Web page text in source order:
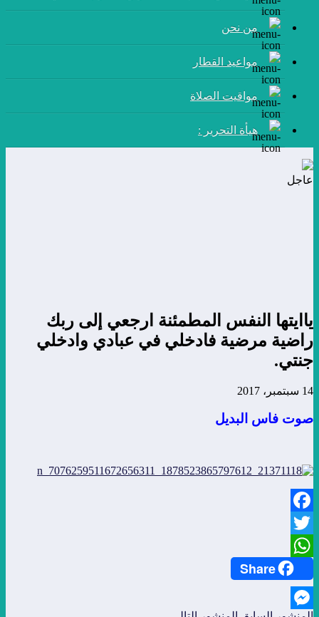
من نحن
مواعيد القطار
مواقيت الصلاة
هيأة التحرير :
عاجل
ياايتها النفس المطمئنة ارجعي إلى ربك
راضية مرضية فادخلي في عبادي وادخلي
جنتي.
14 سبتمبر، 2017
صوت فاس البديل
Facebook
Twitter
WhatsApp
Share